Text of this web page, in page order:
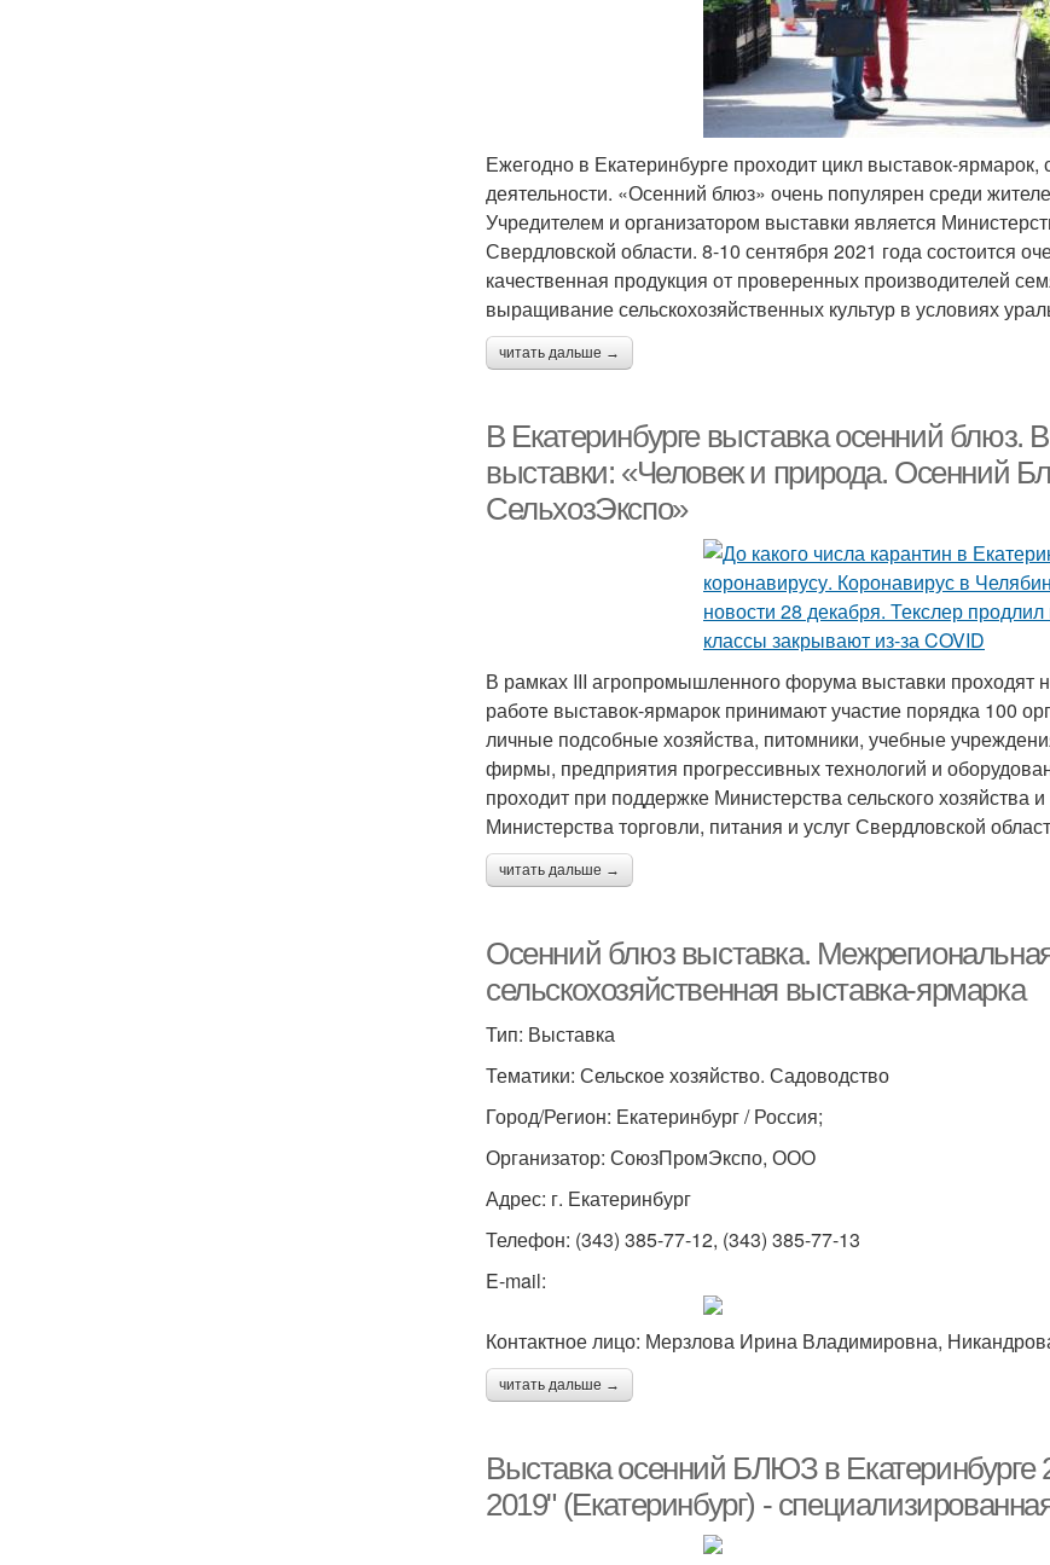
Ежегодно в Екатеринбурге проходит цикл выставок-
деятельности. «Осенний блюз» очень популярен среди
Учредителем и организатором выставки является
Свердловской области. 8-10 сентября 2021 года состоится
качественная продукция от проверенных производителей
выращивание сельскохозяйственных культур в условиях
читать дальше →
В Екатеринбурге выставка осенний блюз.
выставки: «Человек и природа. Осенний
СельхозЭкспо»
В рамках III агропромышленного форума выставки проходят
работе выставок-ярмарок принимают участие порядка 100
личные подсобные хозяйства, питомники, учебные
фирмы, предприятия прогрессивных технологий и
проходит при поддержке Министерства сельского хозяйства
Министерства торговли, питания и услуг Свердловской
читать дальше →
Осенний блюз выставка.
сельскохозяйственная выставка-ярмарка
Тип: Выставка
Тематики: Сельское хозяйство. Садоводство
Город/Регион: Екатеринбург / Россия;
Организатор: СоюзПромЭкспо, ООО
Адрес: г. Екатеринбург
Телефон: (343) 385-77-12, (343) 385-77-13
E-mail:
Контактное лицо: Мерзлова Ирина Владимировна,
читать дальше →
Выставка осенний БЛЮЗ в
2019" (Екатеринбург) -